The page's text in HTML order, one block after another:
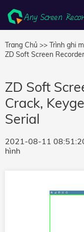
Trang Chủ >> Trình ghi
ZD Soft Screen
ZD Soft
Crack,
Serial
2021-08-11
hình